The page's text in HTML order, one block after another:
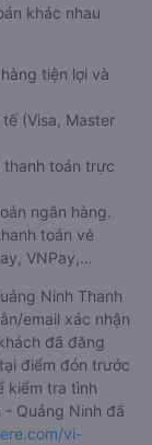
khác nhau
tiện lợi và
(Visa, Master
thanh toán trực
ngân hàng.
toán vé
VNPay,…
Ninh Thanh
email xác nhận
đã đăng
điểm đón trước
kiểm tra tình
Quảng Ninh đã
vi-